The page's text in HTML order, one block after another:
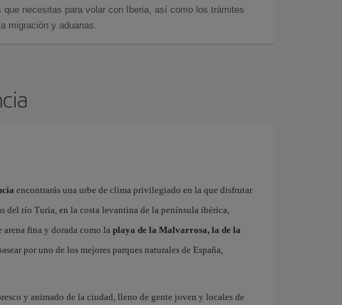
que necesitas para volar con Iberia, así como los trámites
migración y aduanas.
encontrarás una urbe de clima privilegiado en la que disfrutar
del río Turia, en la costa levantina de la península ibérica,
arena fina y dorada como laplaya de la Malvarrosa, la de la
por uno de los mejores parques naturales de España,
y animado de la ciudad, lleno de gente joven y locales de